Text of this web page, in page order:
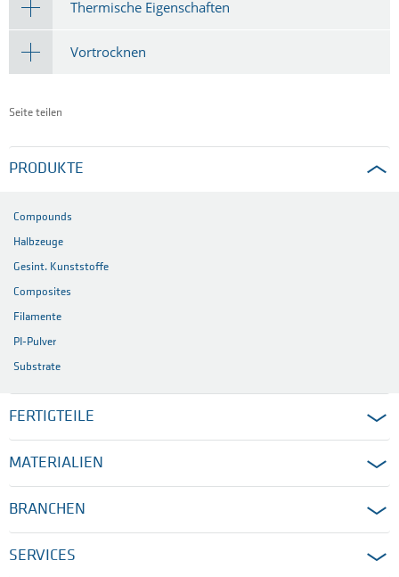
Thermische Eigenschaften
Vortrocknen
Seite teilen
PRODUKTE
Compounds
Halbzeuge
Gesint. Kunststoffe
Composites
Filamente
PI-Pulver
Substrate
FERTIGTEILE
MATERIALIEN
BRANCHEN
SERVICES